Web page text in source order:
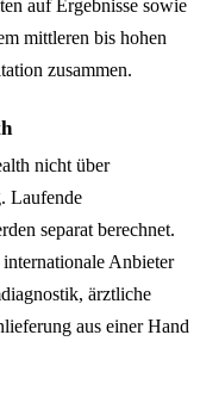
auf Ergebnisse sowie
mittleren bis hohen
zusammen.
nicht über
Laufende
separat berechnet.
Anbieter
ärztliche
aus einer Hand